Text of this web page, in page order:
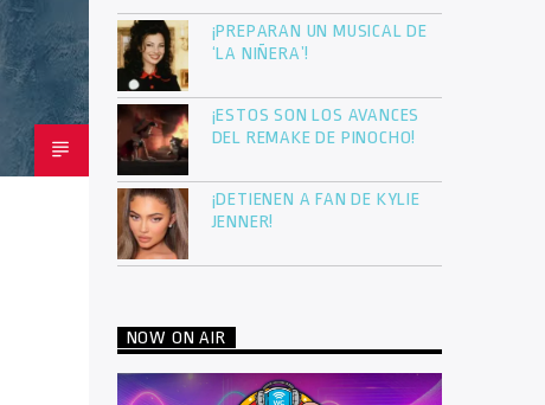
¡PREPARAN UN MUSICAL DE
‘LA NIÑERA’!
¡ESTOS SON LOS AVANCES
DEL REMAKE DE PINOCHO!
¡DETIENEN A FAN DE KYLIE
JENNER!
NOW ON AIR